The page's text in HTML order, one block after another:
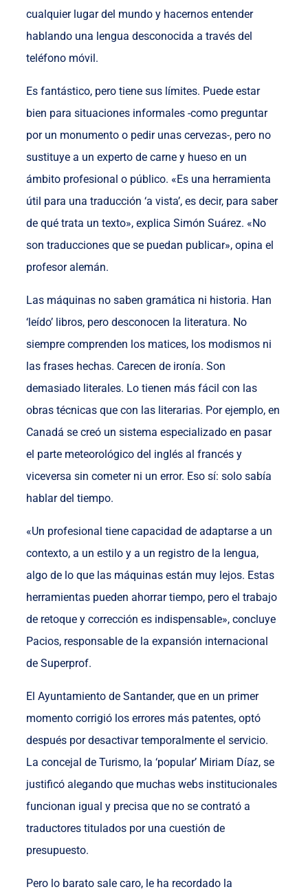
cualquier lugar del mundo y hacernos entender
hablando una lengua desconocida a través del
teléfono móvil.
Es fantástico, pero tiene sus límites. Puede estar
bien para situaciones informales -como preguntar
por un monumento o pedir unas cervezas-, pero no
sustituye a un experto de carne y hueso en un
ámbito profesional o público. «Es una herramienta
útil para una traducción ‘a vista’, es decir, para saber
de qué trata un texto», explica Simón Suárez. «No
son traducciones que se puedan publicar», opina el
profesor alemán.
Las máquinas no saben gramática ni historia. Han
‘leído’ libros, pero desconocen la literatura. No
siempre comprenden los matices, los modismos ni
las frases hechas. Carecen de ironía. Son
demasiado literales. Lo tienen más fácil con las
obras técnicas que con las literarias. Por ejemplo, en
Canadá se creó un sistema especializado en pasar
el parte meteorológico del inglés al francés y
viceversa sin cometer ni un error. Eso sí: solo sabía
hablar del tiempo.
«Un profesional tiene capacidad de adaptarse a un
contexto, a un estilo y a un registro de la lengua,
algo de lo que las máquinas están muy lejos. Estas
herramientas pueden ahorrar tiempo, pero el trabajo
de retoque y corrección es indispensable», concluye
Pacios, responsable de la expansión internacional
de Superprof.
El Ayuntamiento de Santander, que en un primer
momento corrigió los errores más patentes, optó
después por desactivar temporalmente el servicio.
La concejal de Turismo, la ‘popular’ Miriam Díaz, se
justificó alegando que muchas webs institucionales
funcionan igual y precisa que no se contrató a
traductores titulados por una cuestión de
presupuesto.
Pero lo barato sale caro, le ha recordado la